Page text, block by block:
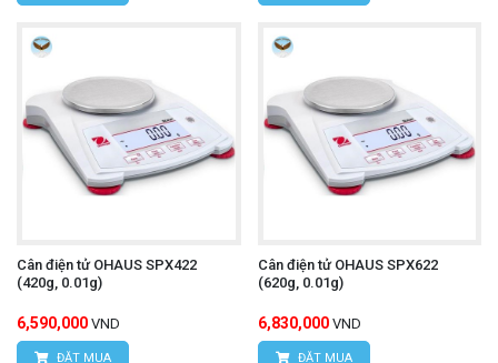
Cân điện tử OHAUS SPX422
(420g, 0.01g)
6,590,000 VND
ĐẶT MUA
Cân điện tử OHAUS SPX622
(620g, 0.01g)
6,830,000 VND
ĐẶT MUA